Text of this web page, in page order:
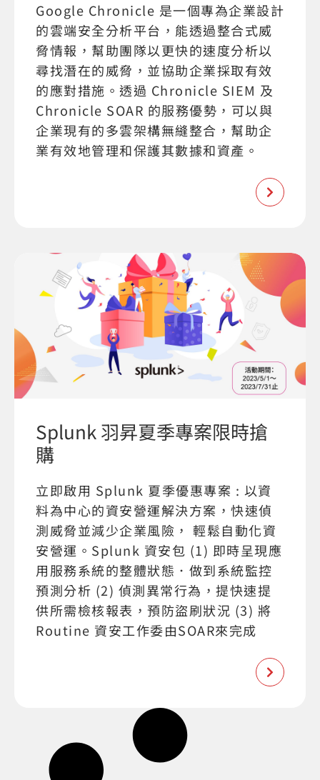
Google Chronicle 是一個專為企業設計
的雲端安全分析平台，能透過整合式威
脅情報，幫助團隊以更快的速度分析以
尋找潛在的威脅，並協助企業採取有效
的應對措施。透過 Chronicle SIEM 及
Chronicle SOAR 的服務優勢，可以與
企業現有的多雲架構無縫整合，幫助企
業有效地管理和保護其數據和資產。
Splunk 羽昇夏季專案限時搶
購
立即啟用 Splunk 夏季優惠專案 : 以資
料為中心的資安營運解決方案，快速偵
測威脅並減少企業風險， 輕鬆自動化資
安營運。Splunk 資安包 (1) 即時呈現應
用服務系統的整體狀態．做到系統監控
預測分析 (2) 偵測異常行為，提快速提
供所需檢核報表，預防盜刷狀況 (3) 將
Routine 資安工作委由SOAR來完成